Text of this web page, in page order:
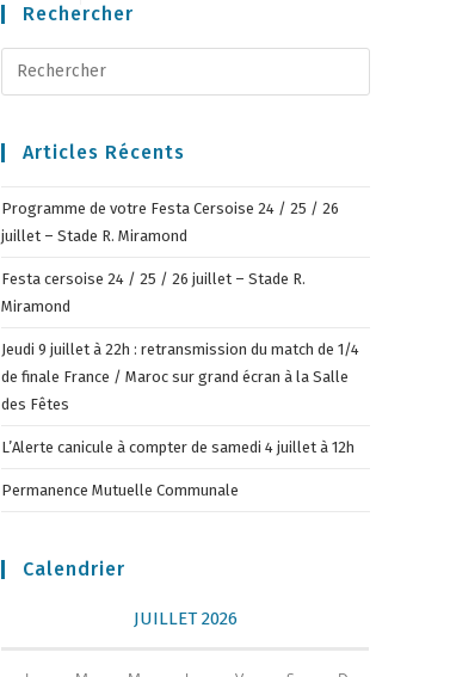
Rechercher
Articles Récents
Programme de votre Festa Cersoise 24 / 25 / 26
juillet – Stade R. Miramond
Festa cersoise 24 / 25 / 26 juillet – Stade R.
Miramond
Jeudi 9 juillet à 22h : retransmission du match de 1/4
de finale France / Maroc sur grand écran à la Salle
des Fêtes
L’Alerte canicule à compter de samedi 4 juillet à 12h
Permanence Mutuelle Communale
Calendrier
JUILLET 2026